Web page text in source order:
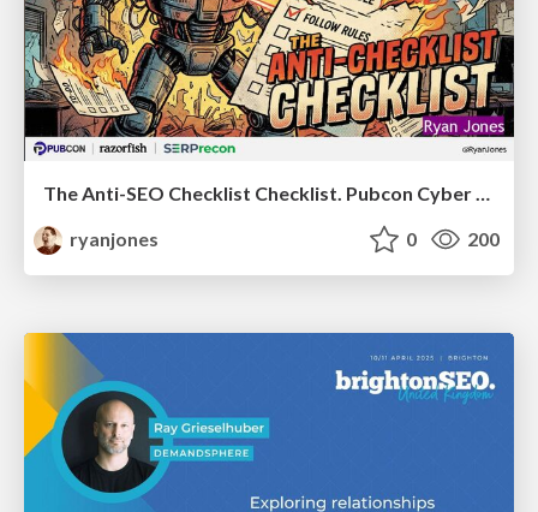
The Anti-SEO Checklist Checklist. Pubcon Cyber Week
ryanjones
0 200